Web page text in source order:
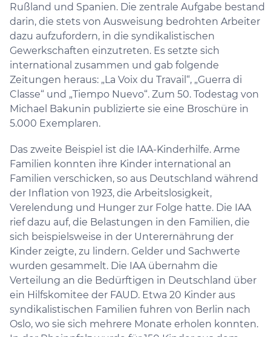
Rußland und Spanien. Die zentrale Aufgabe bestand
darin, die stets von Ausweisung bedrohten Arbeiter
dazu aufzufordern, in die syndikalistischen
Gewerkschaften einzutreten. Es setzte sich
international zusammen und gab folgende
Zeitungen heraus: „La Voix du Travail“, „Guerra di
Classe“ und „Tiempo Nuevo“. Zum 50. Todestag von
Michael Bakunin publizierte sie eine Broschüre in
5.000 Exemplaren.
Das zweite Beispiel ist die IAA-Kinderhilfe. Arme
Familien konnten ihre Kinder international an
Familien verschicken, so aus Deutschland während
der Inflation von 1923, die Arbeitslosigkeit,
Verelendung und Hunger zur Folge hatte. Die IAA
rief dazu auf, die Belastungen in den Familien, die
sich beispielsweise in der Unterernährung der
Kinder zeigte, zu lindern. Gelder und Sachwerte
wurden gesammelt. Die IAA übernahm die
Verteilung an die Bedürftigen in Deutschland über
ein Hilfskomitee der FAUD. Etwa 20 Kinder aus
syndikalistischen Familien fuhren von Berlin nach
Oslo, wo sie sich mehrere Monate erholen konnten.